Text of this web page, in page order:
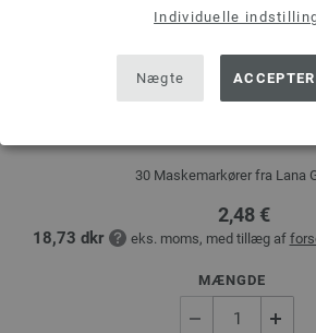
Individuelle
Nægte
30 Maskemarkører fra Lana
2,48 €
18,73 dkr eks. moms, med tillæg af
MÆNGDE